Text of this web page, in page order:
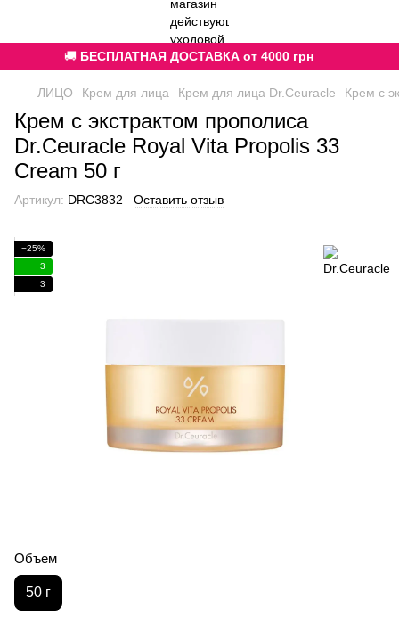
🚚 БЕСПЛАТНАЯ ДОСТАВКА от 4000 грн
ЛИЦО Крем для лица Крем для лица Dr.Ceuracle Крем с
Крем с экстрактом прополиса
Dr.Ceuracle Royal Vita Propolis 33
Cream 50 г
Артикул: DRC3832 Оставить отзыв
−25%
3
3
Объем
50 г